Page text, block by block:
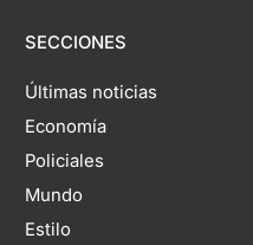
SECCIONES
Últimas noticias
Economía
Policiales
Mundo
Estilo